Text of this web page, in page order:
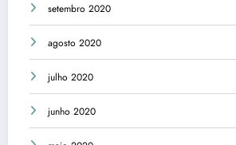
setembro 2020
agosto 2020
julho 2020
junho 2020